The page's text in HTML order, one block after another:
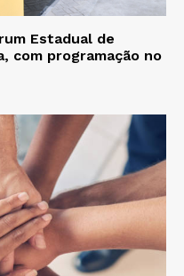
Estadual de
com programação no